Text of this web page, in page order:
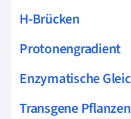
H-Brücken
Protonengradient
Enzymatische
Transgene Pflanzen